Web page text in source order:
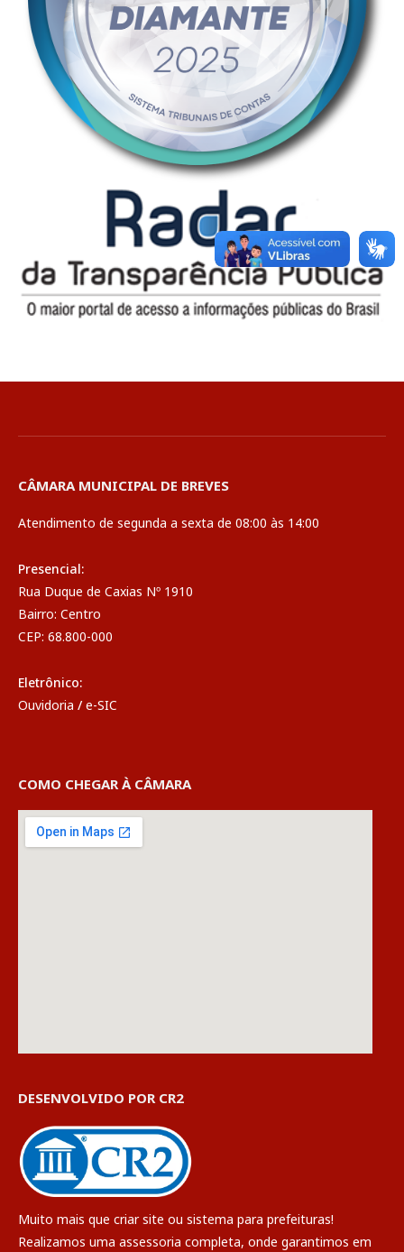
CÂMARA MUNICIPAL DE BREVES
Atendimento de segunda a sexta de 08:00 às 14:00
Presencial:
Rua Duque de Caxias Nº 1910
Bairro: Centro
CEP: 68.800-000
Eletrônico:
Ouvidoria / e-SIC
COMO CHEGAR À CÂMARA
DESENVOLVIDO POR CR2
Muito mais que criar site ou sistema para prefeituras!
Realizamos uma assessoria completa, onde garantimos em